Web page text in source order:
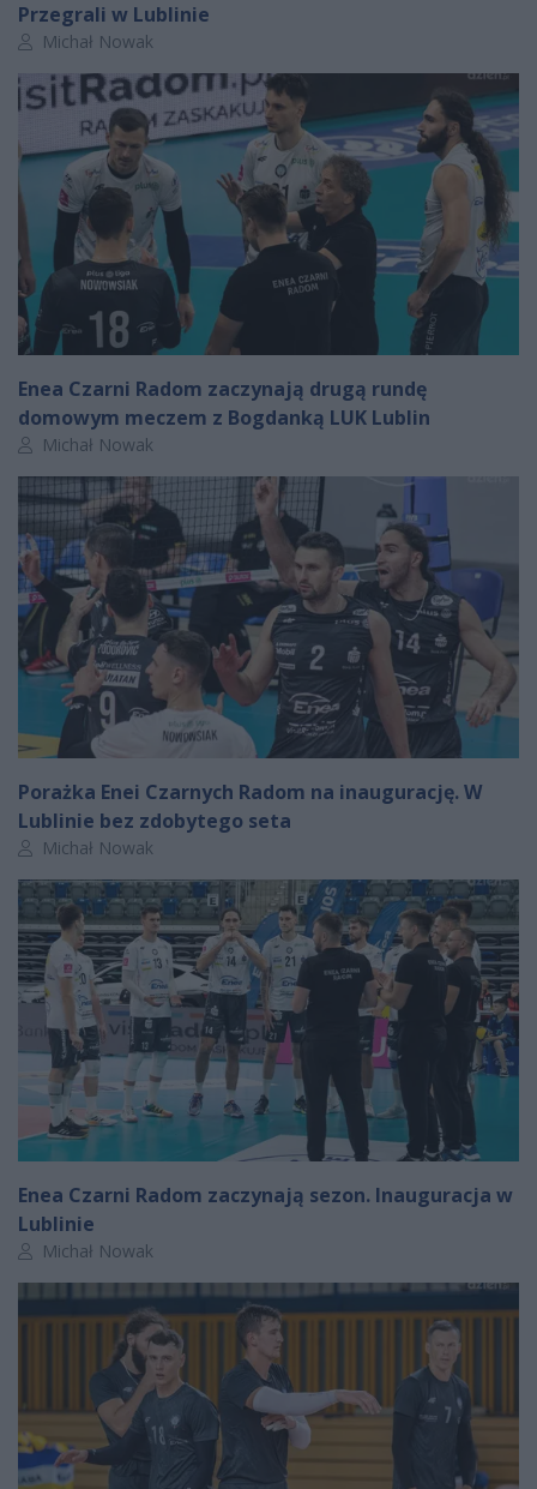
Przegrali w Lublinie
Autor artykułu:
Michał Nowak
Enea Czarni Radom zaczynają drugą rundę
domowym meczem z Bogdanką LUK Lublin
Autor artykułu:
Michał Nowak
Porażka Enei Czarnych Radom na inaugurację. W
Lublinie bez zdobytego seta
Autor artykułu:
Michał Nowak
Enea Czarni Radom zaczynają sezon. Inauguracja w
Lublinie
Autor artykułu:
Michał Nowak